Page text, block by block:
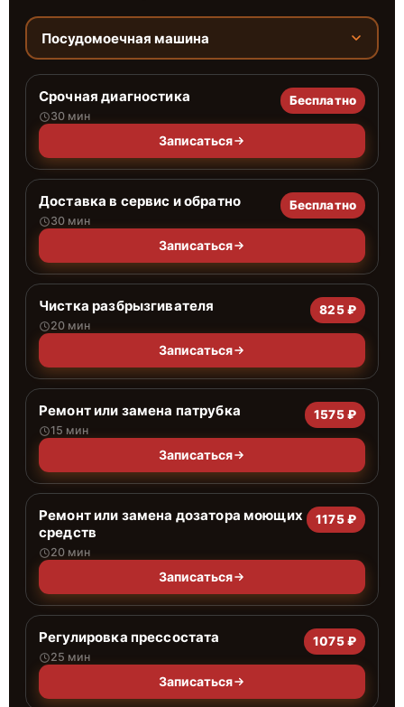
Посудомоечная машина
Срочная диагностика
30 мин
Бесплатно
Записаться
Доставка в сервис и обратно
30 мин
Бесплатно
Записаться
Чистка разбрызгивателя
20 мин
825 ₽
Записаться
Ремонт или замена патрубка
15 мин
1575 ₽
Записаться
Ремонт или замена дозатора моющих
средств
20 мин
1175 ₽
Записаться
Регулировка прессостата
25 мин
1075 ₽
Записаться